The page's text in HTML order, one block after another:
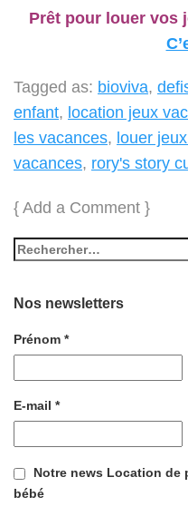
Prêt pour louer vos
Tagged as: bioviva,
enfant, location jeux
les vacances, louer
vacances, rory's story
{ Add a Comment }
Nos newsletters
Prénom *
E-mail *
Notre news Location de
bébé